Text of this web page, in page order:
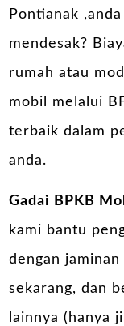
Pontianak
mendesak?
rumah atau
mobil melalui
terbaik dalam
anda.
Gadai BPKB
kami bantu
dengan
sekarang, dan
lainnya (hanya